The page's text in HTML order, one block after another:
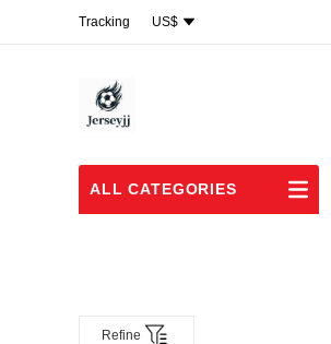
US$
Tracking
ALL CATEGORIES
Refine